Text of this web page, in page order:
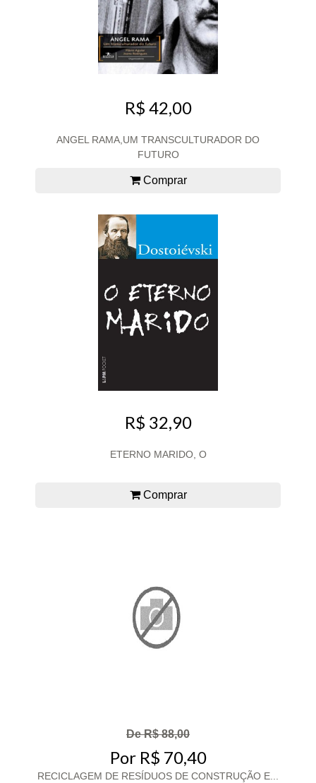
R$ 42,00
ANGEL RAMA,UM TRANSCULTURADOR DO
FUTURO
Comprar
R$ 32,90
ETERNO MARIDO, O
Comprar
De R$ 88,00
Por R$ 70,40
RECICLAGEM DE RESÍDUOS DE CONSTRUÇÃO E...